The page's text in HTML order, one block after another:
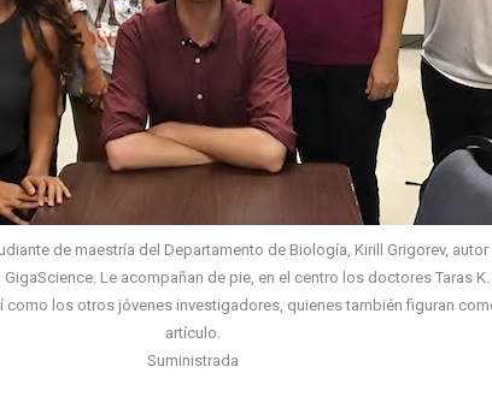
de maestría del Departamento de Biología, Kirill Grigorev, autor
Le acompañan de pie, en el centro los doctores Taras K.
como los otros jóvenes investigadores, quienes también figuran
artículo.
Suministrada